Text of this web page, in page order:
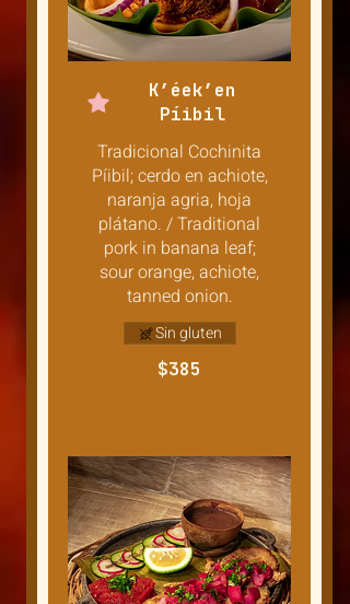
K’éek’en
Píibil
Tradicional Cochinita
Píibil; cerdo en achiote,
naranja agria, hoja
plátano. / Traditional
pork in banana leaf;
sour orange, achiote,
tanned onion.
$385
Sin gluten